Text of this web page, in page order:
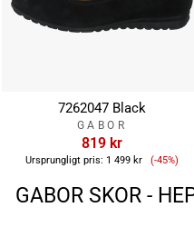
7262047 Black
GABOR
819 kr
Ursprungligt pris: 1 499 kr Reapris
(-45%)
GABOR SKOR -